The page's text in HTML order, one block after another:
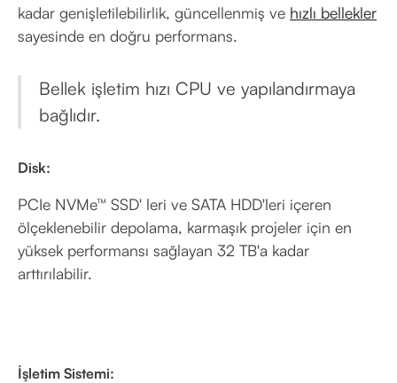
kadar genişletilebilirlik, güncellenmiş ve hızlı bellekler
sayesinde en doğru performans.
Bellek işletim hızı CPU ve yapılandırmaya
bağlıdır.
Disk:
PCIe NVMe™ SSD' leri ve SATA HDD'leri içeren
ölçeklenebilir depolama, karmaşık projeler için en
yüksek performansı sağlayan 32 TB'a kadar
arttırılabilir.
İşletim Sistemi: